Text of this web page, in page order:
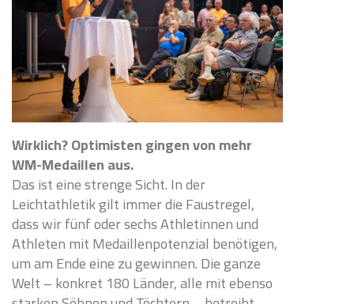
Wirklich? Optimisten gingen von mehr
WM-Medaillen aus.
Das ist eine strenge Sicht. In der
Leichtathletik gilt immer die Faustregel,
dass wir fünf oder sechs Athletinnen und
Athleten mit Medaillenpotenzial benötigen,
um am Ende eine zu gewinnen. Die ganze
Welt – konkret 180 Länder, alle mit ebenso